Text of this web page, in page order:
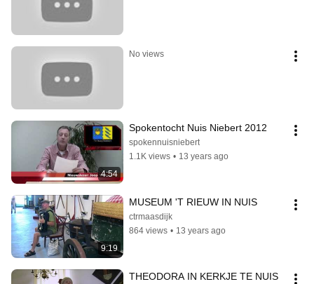
No views
4:54
Spokentocht Nuis Niebert 2012
spokennuisniebert
1.1K views • 13 years ago
9:19
MUSEUM 'T RIEUW IN NUIS
ctrmaasdijk
864 views • 13 years ago
THEODORA IN KERKJE TE NUIS